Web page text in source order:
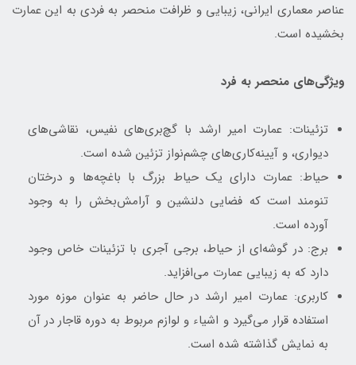
عناصر معماری ایرانی، زیبایی و ظرافت منحصر به فردی به این عمارت
بخشیده است.
ویژگی‌های منحصر به فرد
تزئینات: عمارت امیر ارشد با گچ‌بری‌های نفیس، نقاشی‌های
دیواری، و آیینه‌کاری‌های چشم‌نواز تزئین شده است.
حیاط: عمارت دارای یک حیاط بزرگ با باغچه‌ها و درختان
تنومند است که فضایی دلنشین و آرامش‌بخش را به وجود
آورده است.
برج: در گوشه‌ای از حیاط، برجی آجری با تزئینات خاص وجود
دارد که به زیبایی عمارت می‌افزاید.
کاربری: عمارت امیر ارشد در حال حاضر به عنوان موزه مورد
استفاده قرار می‌گیرد و اشیاء و لوازم مربوط به دوره قاجار در آن
به نمایش گذاشته شده است.